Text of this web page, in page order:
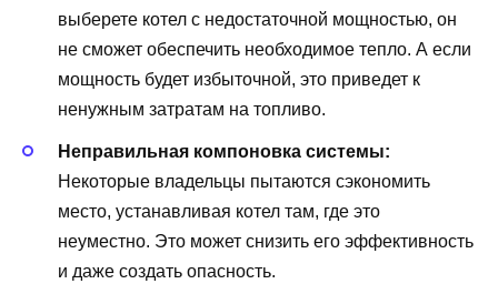
выберете котел с недостаточной мощностью, он
не сможет обеспечить необходимое тепло. А если
мощность будет избыточной, это приведет к
ненужным затратам на топливо.
Неправильная компоновка системы:
Некоторые владельцы пытаются сэкономить
место, устанавливая котел там, где это
неуместно. Это может снизить его эффективность
и даже создать опасность.